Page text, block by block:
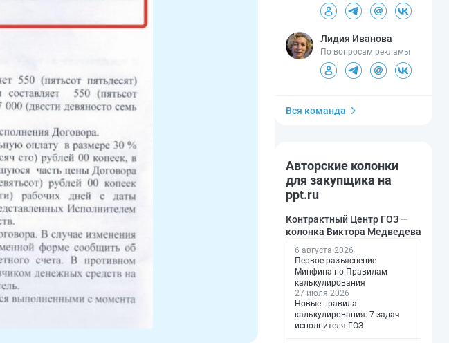
Лидия Иванова
По вопросам рекламы
Вся команда
Авторские колонки
для закупщика на
ppt.ru
Контрактный Центр ГОЗ —
колонка Виктора Медведева
6 августа 2026
Первое разъяснение
Минфина по Правилам
калькулирования
27 июля 2026
Новые правила
калькулирования: 7 задач
исполнителя ГОЗ